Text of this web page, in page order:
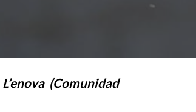
(Comunidad